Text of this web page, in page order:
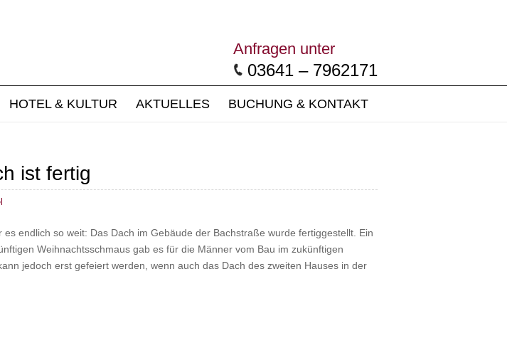
Anfragen unter
03641 – 7962171
HOTEL & KULTUR AKTUELLES BUCHUNG & KONTAKT
ist fertig
es endlich so weit: Das Dach im Gebäude der Bachstraße wurde fertiggestellt. Ein
Weihnachtsschmaus gab es für die Männer vom Bau im zukünftigen
jedoch erst gefeiert werden, wenn auch das Dach des zweiten Hauses in der